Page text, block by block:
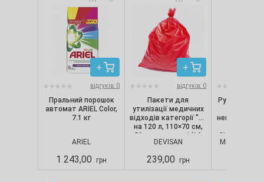
відгуків: 0
Пральний порошок
автомат ARIEL Color,
7.1 кг
ARIEL
1 243,00 грн
відгуків: 0
Пакети для
утилізації медичних
відходів категорії "B"
на 120 л, 110×70 см,
50 мкм, червоні (10
шт./уп.), Devisan
DEVISAN
239,00 грн
Рукавички
непопудрені,
CLASSIC,
MERCATOR